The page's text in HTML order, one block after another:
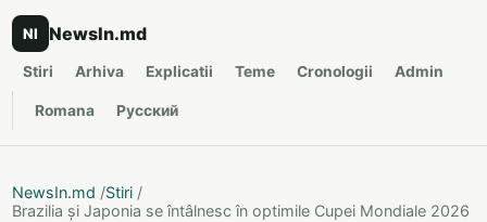
NI NewsIn.md
Stiri Arhiva Explicatii Teme Cronologii Admin
Romana Русский
NewsIn.md /Stiri /
Brazilia și Japonia se întâlnesc în optimile Cupei Mondiale 2026